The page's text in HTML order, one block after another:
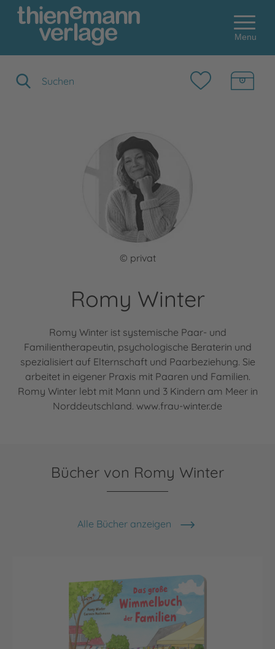
Menu
© privat
Romy Winter
Romy Winter ist systemische Paar- und
Familientherapeutin, psychologische Beraterin und
spezialisiert auf Elternschaft und Paarbeziehung. Sie
arbeitet in eigener Praxis mit Paaren und Familien.
Romy Winter lebt mit Mann und 3 Kindern am Meer in
Norddeutschland. www.frau-winter.de
Bücher von Romy Winter
Alle Bücher anzeigen